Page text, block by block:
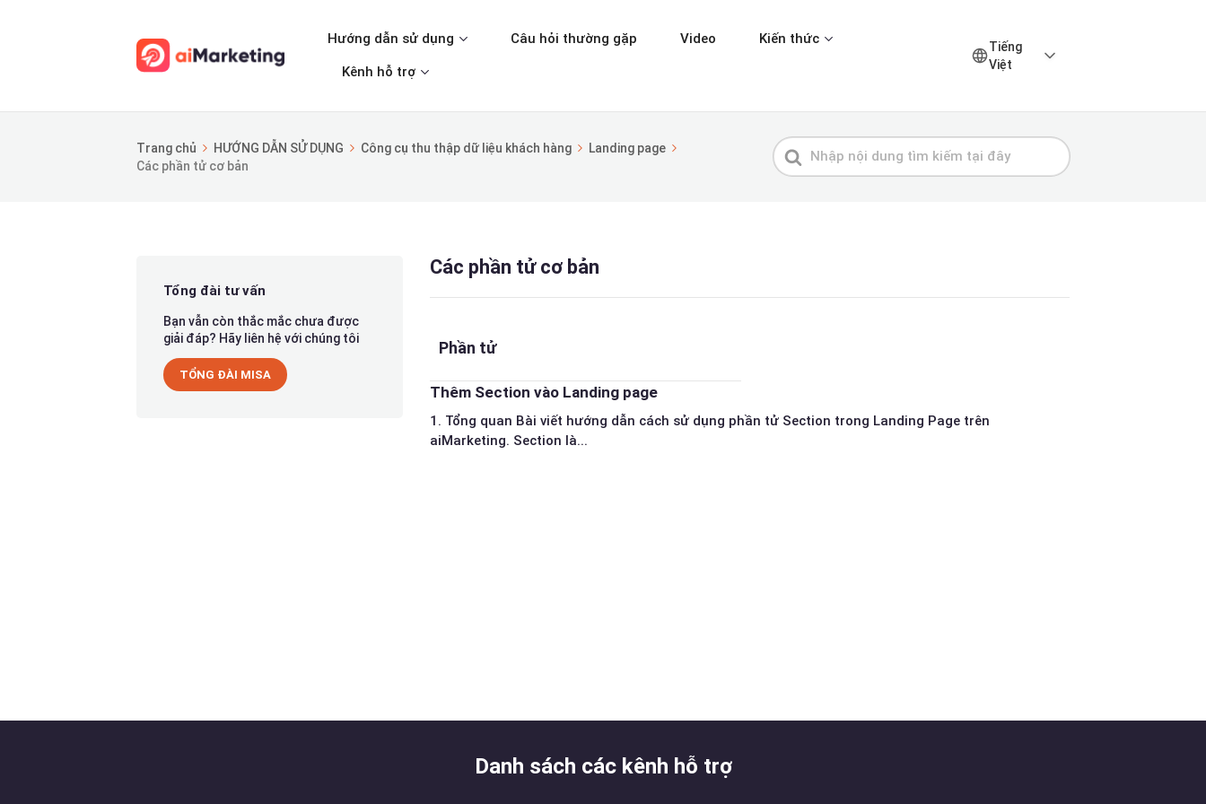
Hướng dẫn sử dụng Câu hỏi thường gặp Video Kiến thức
Kênh hỗ trợ
Tiếng
Việt
Trang chủ HƯỚNG DẪN SỬ DỤNG Công cụ thu thập dữ liệu khách hàng
Landing page
Các phần tử cơ bản
Tìm
kiếm
Tổng đài tư vấn
Bạn vẫn còn thắc mắc chưa được
giải đáp? Hãy liên hệ với chúng tôi
TỔNG ĐÀI MISA
Các phần tử cơ bản
Phần tử
Thêm Section vào Landing page
1. Tổng quan Bài viết hướng dẫn cách sử dụng phần tử Section trong Landing Page trên
aiMarketing. Section là...
Danh sách các kênh hỗ trợ